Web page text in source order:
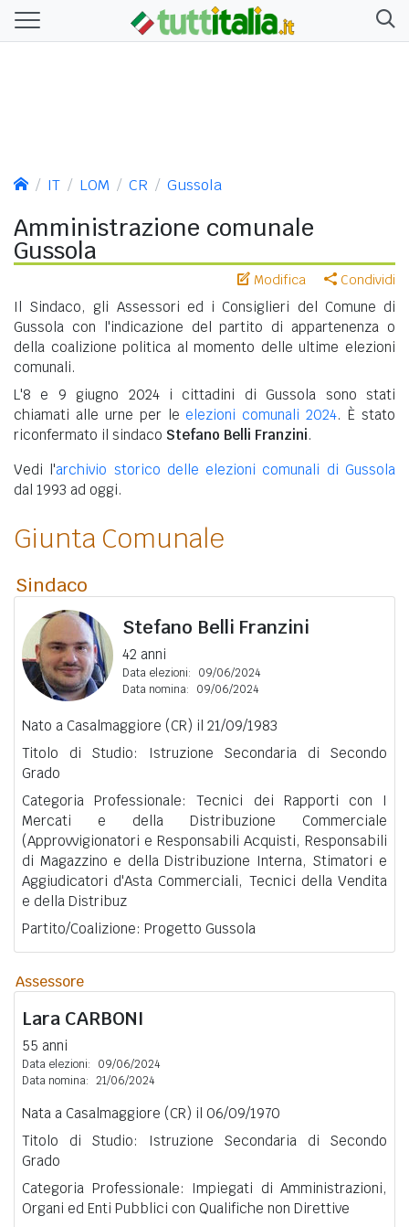
IT LOM CR Gussola
Amministrazione comunale
Gussola
Modifica Condividi
Il Sindaco, gli Assessori ed i Consiglieri del Comune di
Gussola con l'indicazione del partito di appartenenza o
della coalizione politica al momento delle ultime elezioni
comunali.
L'8 e 9 giugno 2024 i cittadini di Gussola sono stati
chiamati alle urne per le elezioni comunali 2024. È stato
riconfermato il sindaco Stefano Belli Franzini.
Vedi l'archivio storico delle elezioni comunali di Gussola
dal 1993 ad oggi.
Giunta Comunale
Sindaco
Stefano Belli Franzini
42 anni
Data elezioni:
09/06/2024
Data nomina:
09/06/2024
Nato a Casalmaggiore (CR) il 21/09/1983
Titolo di Studio: Istruzione Secondaria di Secondo
Grado
Categoria Professionale: Tecnici dei Rapporti con I
Mercati e della Distribuzione Commerciale
(Approvvigionatori e Responsabili Acquisti, Responsabili
di Magazzino e della Distribuzione Interna, Stimatori e
Aggiudicatori d'Asta Commerciali, Tecnici della Vendita
e della Distribuz
Partito/Coalizione: Progetto Gussola
Assessore
Lara CARBONI
55 anni
Data elezioni:
09/06/2024
Data nomina: 21/06/2024
Nata a Casalmaggiore (CR) il 06/09/1970
Titolo di Studio: Istruzione Secondaria di Secondo
Grado
Categoria Professionale: Impiegati di Amministrazioni,
Organi ed Enti Pubblici con Qualifiche non Direttive